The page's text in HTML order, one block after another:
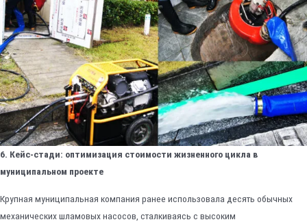
6. Кейс-стади: оптимизация стоимости жизненного цикла в
муниципальном проекте
Крупная муниципальная компания ранее использовала десять обычных
механических шламовых насосов, сталкиваясь с высоким